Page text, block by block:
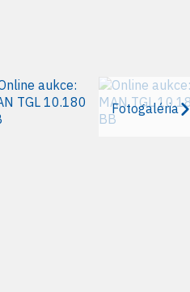
Fotogaléria